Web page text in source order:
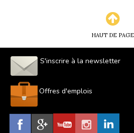
HAUT DE PAGE
S'inscrire à la newsletter
Offres d'emplois